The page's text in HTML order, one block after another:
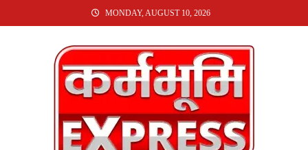
TO
MONDAY, AUGUST 10, 2026